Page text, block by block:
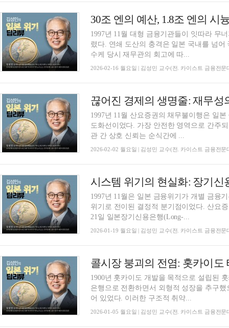
1997년 11월 대형 금융기관들이 잇따라 무
렸다. 연쇄 도산의 충격은 일본 국내를 넘
수케 당시 재무관의 회고에 따...
2026-02-16 월요일 | 김성민 교수(전. 카이스트 금융전문
1997년 11월 산요증권의 채무불이행은 일
도화선이었다. 가장 안전한 영역으로 간주
관 간 상호 신뢰는 순식간에 ...
2026-02-02 월요일 | 김성민 교수(전. 카이스트 금융전문
1997년 11월은 일본 금융위기가 개별 금융
위기로 전이된 결정적 분기점이었다. 산요
21일 일본장기신용은행(Long-...
2026-01-19 월요일 | 김성민 교수(전. 카이스트 금융전문
1900년 홋카이도 개발을 목적으로 설립된
은행으로 전환하면서 외형적 성장을 추구
어 있었다. 이러한 구조적 취약...
2026-01-05 월요일 | 김성민 교수(전. 카이스트 금융전문